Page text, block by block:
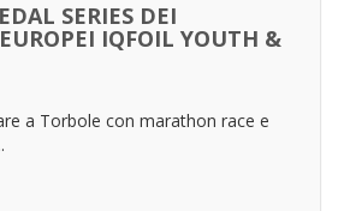
SERIES DEI
IQFOIL YOUTH &
a Torbole con marathon race e